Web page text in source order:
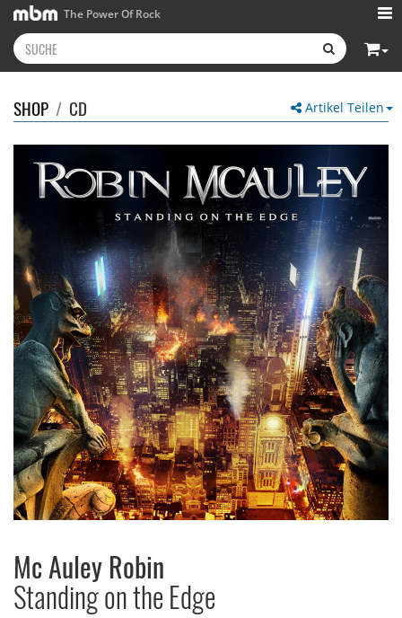
The Power Of Rock
Artikel Teilen
SHOP / CD
Mc Auley Robin
Standing on the Edge